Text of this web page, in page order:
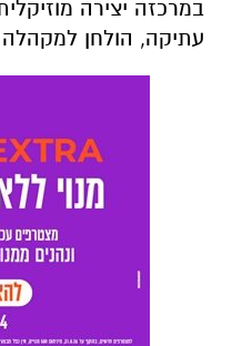
השיר מלווה בהקרנות
שפתי הזמרים והזמרות
מאולתר שנבנה